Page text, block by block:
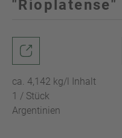
"Rioplatense"
ca. 4,142 kg/l Inhalt
1 / Stück
Argentinien